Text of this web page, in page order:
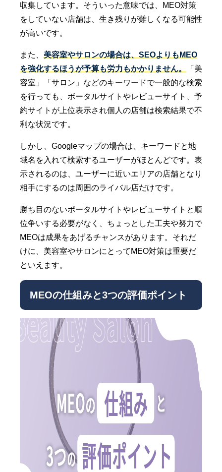
収集しています。そういった意味では、MEO対策
をしていない店舗は、生き残りが難しくなる可能性
が高いです。
また、 美容室やサロンの場合は、SEOよりもMEO
を強化するほうが予算も労力もかかりません。
「美
容室」「サロン」などのキーワードで一般的な検索
を行っても、ボータルサイトやレビューサイト、予
約サイトが上位表示され個人の店舗は検索結果で不
利な状況です。
しかし、Googleマップの場合は、キーワードと地
域名を入れて検索するユーザーがほとんどです。表
示されるのは、ユーザーに近いエリアの店舗となり
相手にするのは周囲のライバル店だけです。
勝ち目のないポータルサイトやレビューサイトと順
位争いする必要がなく、ちょっとした工夫や努力で
MEOは成果をあげるチャンスがあります。それだ
けに、美容室やサロンにとってMEO対策は重要だ
といえます。
MEOの仕組みと3つの評価ポイント